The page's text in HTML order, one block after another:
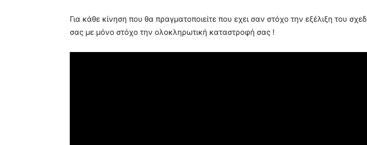
Για κάθε κίνηση που θα πραγματοποιείτε που εχει σαν στόχο την εξέλιξη του
σας με μόνο στόχο την ολοκληρωτική καταστροφή σας !